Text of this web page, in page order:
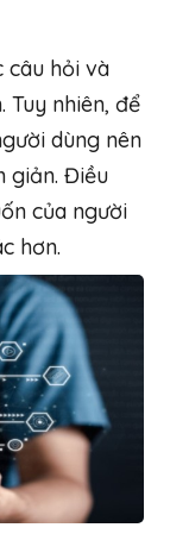
câu hỏi và
nhiên, để
dùng nên
giản. Điều
của người
hơn.